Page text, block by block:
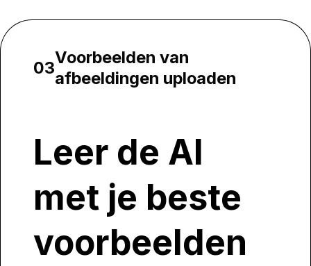
03
Voorbeelden van
afbeeldingen uploaden
Leer de AI
met je beste
voorbeelden